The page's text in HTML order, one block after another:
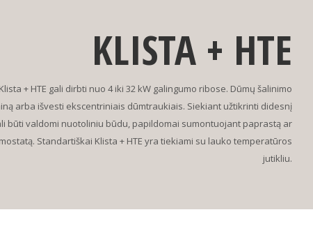
KLISTA + HTE
+ HTE gali dirbti nuo 4 iki 32 kW galingumo ribose. Dūmų šalinimo
arba išvesti ekscentriniais dūmtraukiais. Siekiant užtikrinti didesnį
būti valdomi nuotoliniu būdu, papildomai sumontuojant paprastą ar
Standartiškai Klista + HTE yra tiekiami su lauko temperatūros
jutikliu.